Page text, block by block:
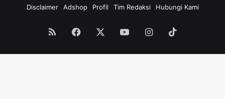
Disclaimer
Adshop Profil Tim Redaksi Hubungi Kami
RSS Facebook YouTubeInstagram